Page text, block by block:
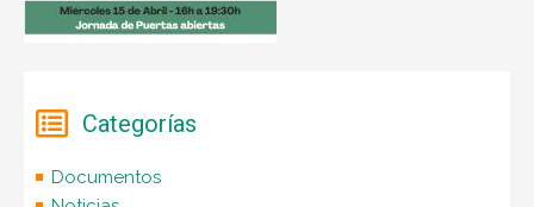
Categorías
Documentos